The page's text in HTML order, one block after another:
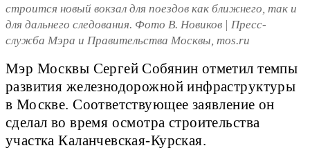
строится новый вокзал для поездов как ближнего, так и
для дальнего следования. Фото В. Новиков | Пресс-
служба Мэра и Правительства Москвы, mos.ru
Мэр Москвы Сергей Собянин отметил темпы
развития железнодорожной инфраструктуры
в Москве. Соответствующее заявление он
сделал во время осмотра строительства
участка Каланчевская-Курская.